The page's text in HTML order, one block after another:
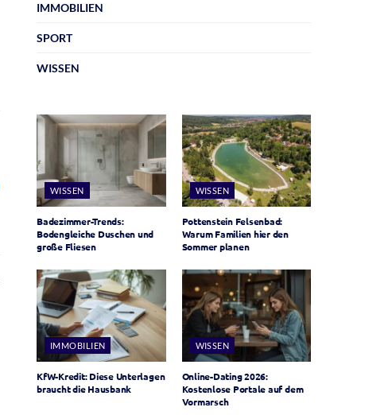
IMMOBILIEN
SPORT
WISSEN
WISSEN
Badezimmer-Trends:
Bodengleiche Duschen und
große Fliesen
WISSEN
Pottenstein Felsenbad:
Warum Familien hier den
Sommer planen
IMMOBILIEN
KfW-Kredit: Diese Unterlagen
braucht die Hausbank
WISSEN
Online-Dating 2026:
Kostenlose Portale auf dem
Vormarsch